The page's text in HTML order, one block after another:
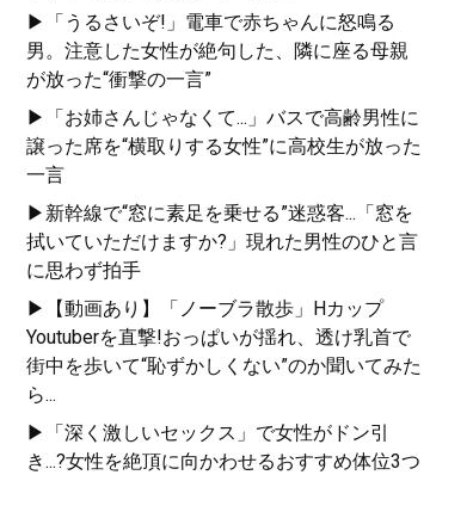
▶「うるさいぞ!」電車で赤ちゃんに怒鳴る
男。注意した女性が絶句した、隣に座る母親
が放った“衝撃の一言”
▶「お姉さんじゃなくて...」バスで高齢男性に
譲った席を“横取りする女性”に高校生が放った
一言
▶新幹線で“窓に素足を乗せる”迷惑客...「窓を
拭いていただけますか?」現れた男性のひと言
に思わず拍手
▶【動画あり】「ノーブラ散歩」Hカップ
Youtuberを直撃!おっぱいが揺れ、透け乳首で
街中を歩いて“恥ずかしくない”のか聞いてみた
ら...
▶「深く激しいセックス」で女性がドン引
き...?女性を絶頂に向かわせるおすすめ体位3つ